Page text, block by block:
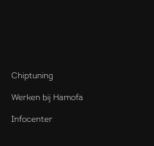
Chiptuning
Werken bij Hamofa
Infocenter